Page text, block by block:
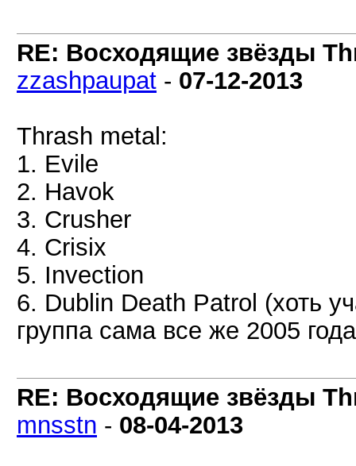
RE: Восходящие звёзды
zzashpaupat - 07-12-2013
Thrash metal:
1. Evile
2. Havok
3. Crusher
4. Crisix
5. Invection
6. Dublin Death Patrol (хоть
группа сама все же 2005
RE: Восходящие звёзды
mnsstn - 08-04-2013